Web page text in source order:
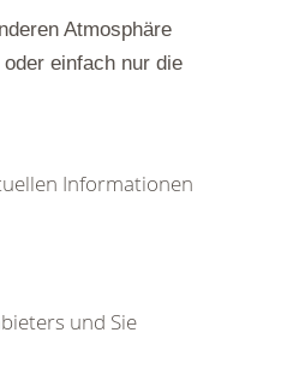
Atmosphäre
einfach nur die
Informationen
und Sie